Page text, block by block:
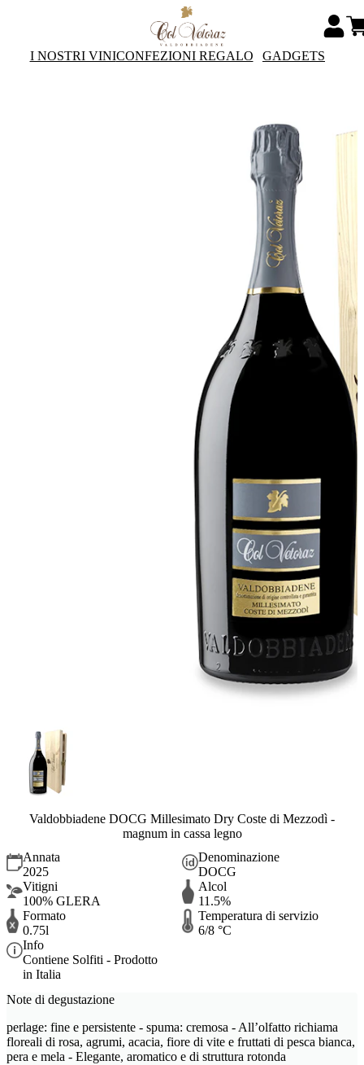
I NOSTRI VINICONFEZIONI REGALO GADGETS
Valdobbiadene DOCG Millesimato Dry Coste di Mezzodì -
magnum in cassa legno
Annata
2025
Denominazione
DOCG
Vitigni
100% GLERA
Alcol
11.5%
Formato
0.75l
Temperatura di servizio
6/8 °C
Info
Contiene Solfiti - Prodotto
in Italia
Note di degustazione
perlage: fine e persistente - spuma: cremosa - All’olfatto richiama
floreali di rosa, agrumi, acacia, fiore di vite e fruttati di pesca bianca,
pera e mela - Elegante, aromatico e di struttura rotonda